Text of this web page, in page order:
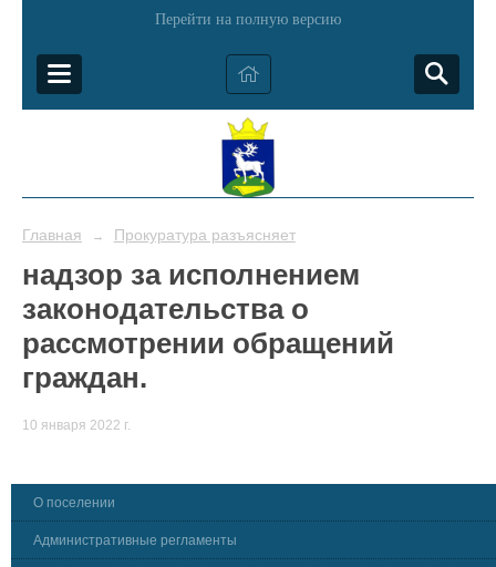
Перейти на полную версию
Главная → Прокуратура разъясняет
надзор за исполнением
законодательства о
рассмотрении обращений
граждан.
10 января 2022 г.
О поселении
Административные регламенты